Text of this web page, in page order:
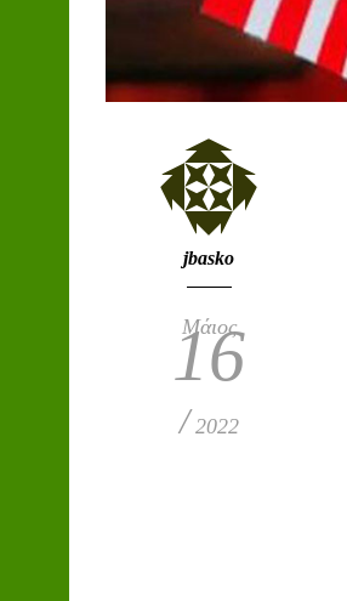
jbasko
Μάιος
16
/ 2022